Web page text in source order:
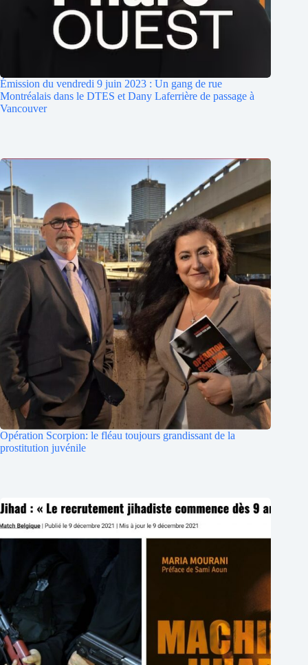
Émission du vendredi 9 juin 2023 : Un gang de rue
Montréalais dans le DTES et Dany Laferrière de passage à
Vancouver
Opération Scorpion: le fléau toujours grandissant de la
prostitution juvénile